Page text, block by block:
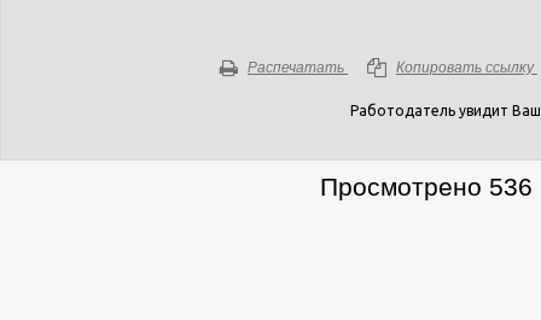
Распечатать Копировать ссылку
Работодатель увидит
Просмотрено 536